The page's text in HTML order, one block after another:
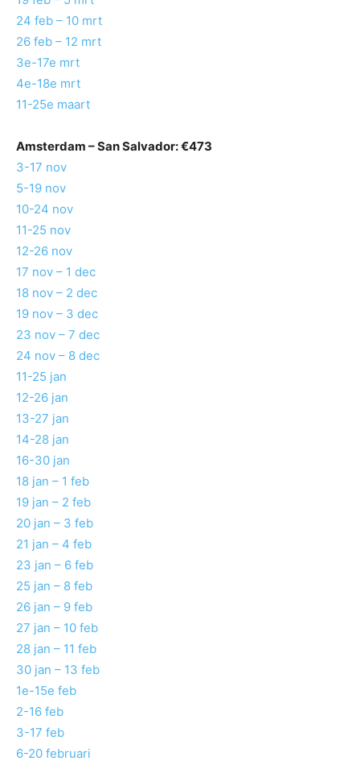
24 feb – 10 mrt
26 feb – 12 mrt
3e-17e mrt
4e-18e mrt
11-25e maart
Amsterdam –San Salvador: €473
3-17 nov
5-19 nov
10-24 nov
11-25 nov
12-26 nov
17 nov – 1 dec
18 nov – 2 dec
19 nov – 3 dec
23 nov – 7 dec
24 nov – 8 dec
11-25 jan
12-26 jan
13-27 jan
14-28 jan
16-30 jan
18 jan – 1 feb
19 jan – 2 feb
20 jan – 3 feb
21 jan – 4 feb
23 jan – 6 feb
25 jan – 8 feb
26 jan – 9 feb
27 jan – 10 feb
28 jan – 11 feb
30 jan – 13 feb
1e-15e feb
2-16 feb
3-17 feb
6-20 februari